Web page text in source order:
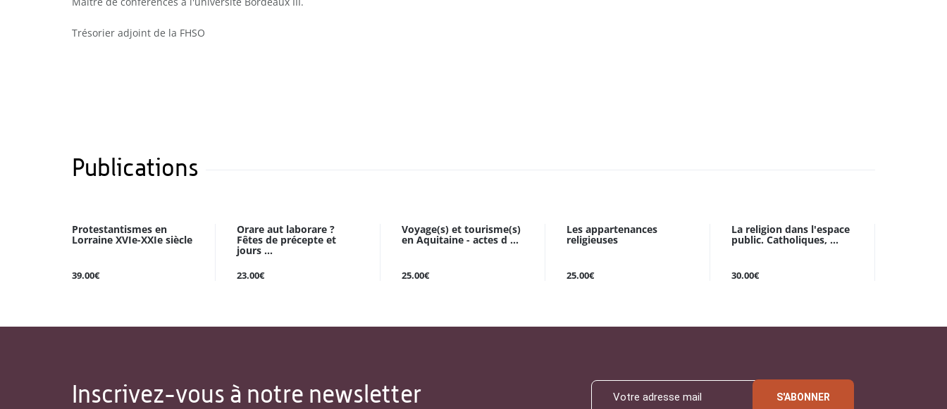
Trésorier adjoint de la FHSO
Publications
Protestantismes en
Lorraine XVIe-XXIe siècle
39.00€
Orare aut laborare ?
Fêtes de précepte et
jours ...
23.00€
Voyage(s) et tourisme(s)
en Aquitaine - actes d ...
25.00€
Les appartenances
religieuses
25.00€
La religion dans l'espace
public. Catholiques, ...
30.00€
Inscrivez-vous à notre newsletter S'ABONNER